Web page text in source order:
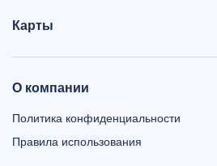
Карты
О компании
Политика конфиденциальности
Правила использования